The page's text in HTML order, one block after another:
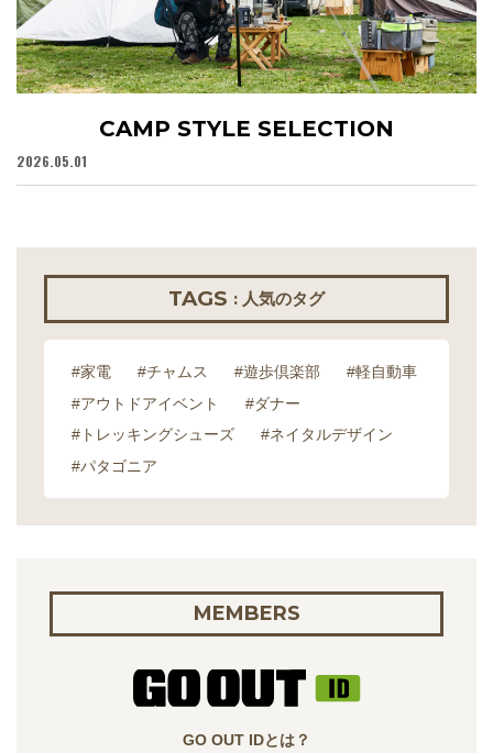
CAMP STYLE SELECTION
2026.05.01
TAGS : 人気のタグ
#家電 #チャムス #遊歩倶楽部
#軽自動車
#アウトドアイベント
#ダナー
#トレッキングシューズ
#ネイタルデザイン
#パタゴニア
MEMBERS
GO OUT IDとは？